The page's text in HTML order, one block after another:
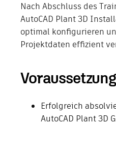
Nach Abschluss des
AutoCAD Plant 3D
optimal konfigurieren
Projektdaten effizient
Erfolgreich
AutoCAD Plant 3D